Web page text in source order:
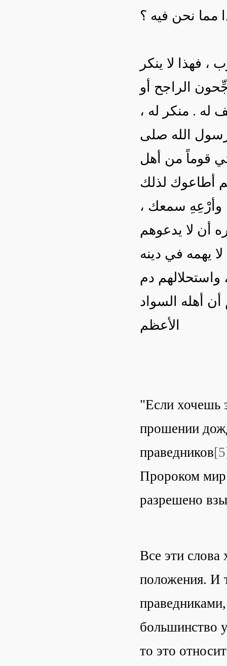
فهذا لا ينكر
الراجح أو
له . منكر له ،
الله صلى
قوماً من أهل
أطاعوك لذلك
وأرْعِهِ سمعك ،
أن لا يدعوهم
يهمه في دينه
واستحلالهم دم
أهله السواد
الأعظم
"Если хочешь
прошении
праведников
Пророком
разрешено
Все эти слова
положения. И
большинство
то это